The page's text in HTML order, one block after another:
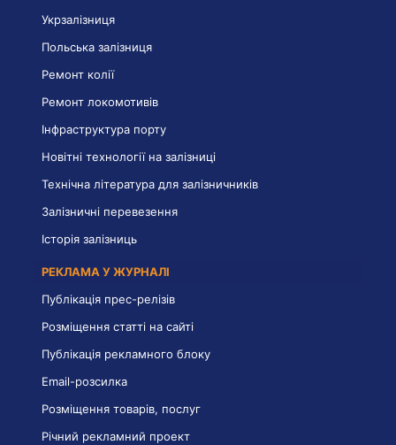
Укрзалізниця
Польська залізниця
Ремонт колії
Ремонт локомотивів
Інфраструктура порту
Новітні технології на залізниці
Технічна література для залізничників
Залізничні перевезення
Історія залізниць
РЕКЛАМА У ЖУРНАЛІ
Публікація прес-релізів
Розміщення статті на сайті
Публікація рекламного блоку
Email-розсилка
Розміщення товарів, послуг
Річний рекламний проект